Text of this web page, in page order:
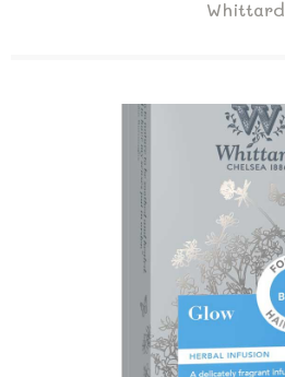
Whittard